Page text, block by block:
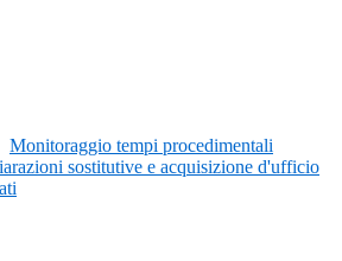
Monitoraggio tempi procedimentali
sostitutive e acquisizione d'ufficio